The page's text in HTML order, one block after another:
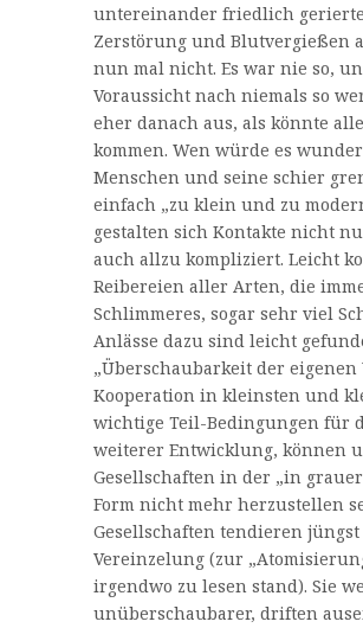
untereinander friedlich
Zerstörung und Blutvergießen
nun mal nicht. Es war nie so,
Voraussicht nach niemals so
eher danach aus, als könnte
kommen. Wen würde es
Menschen und seine schier
einfach „zu klein und zu
gestalten sich Kontakte nicht
auch allzu kompliziert. Leicht
Reibereien aller Arten, die
Schlimmeres, sogar sehr viel
Anlässe dazu sind leicht
„Überschaubarkeit der
Kooperation in kleinsten und
wichtige Teil-Bedingungen für
weiterer Entwicklung, können
Gesellschaften in der „in
Form nicht mehr herzustellen
Gesellschaften tendieren
Vereinzelung (zur
irgendwo zu lesen stand). Sie
unüberschaubarer, driften